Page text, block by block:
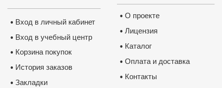
• О проекте
• Лицензия
• Каталог
• Оплата и доставка
• Контакты
• Вход в личный кабинет
• Вход в учебный центр
• Корзина покупок
• История заказов
• Закладки